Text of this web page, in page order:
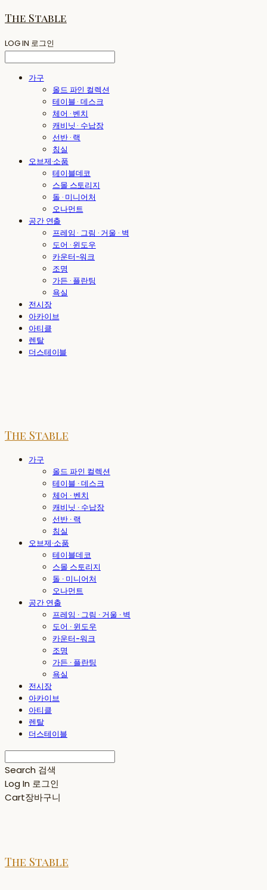
The Stable
LOG IN 로그인
가구
올드 파인 컬렉션
테이블 · 데스크
체어 · 벤치
캐비닛 · 수납장
선반 · 랙
침실
오브제·소품
테이블데코
스몰 스토리지
돌 · 미니어처
오나먼트
공간 연출
프레임 · 그림 · 거울 · 벽
도어 · 윈도우
카운터-워크
조명
가든 · 플란팅
욕실
전시장
아카이브
아티클
렌탈
더스테이블
The Stable
가구
올드 파인 컬렉션
테이블 · 데스크
체어 · 벤치
캐비닛 · 수납장
선반 · 랙
침실
오브제·소품
테이블데코
스몰 스토리지
돌 · 미니어처
오나먼트
공간 연출
프레임 · 그림 · 거울 · 벽
도어 · 윈도우
카운터-워크
조명
가든 · 플란팅
욕실
전시장
아카이브
아티클
렌탈
더스테이블
Search 검색
Log In 로그인
Cart장바구니
The Stable